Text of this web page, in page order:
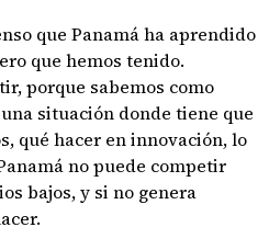
que Panamá ha aprendido
que hemos tenido.
porque sabemos como
situación donde tiene que
qué hacer en innovación, lo
no puede competir
bajos, y si no genera